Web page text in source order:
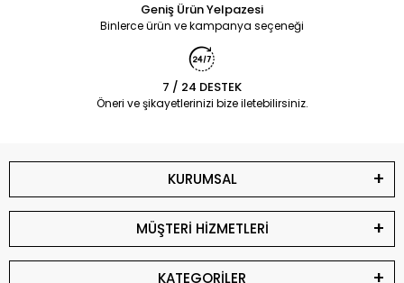
Geniş Ürün Yelpazesi
Binlerce ürün ve kampanya seçeneği
7 / 24 DESTEK
Öneri ve şikayetlerinizi bize iletebilirsiniz.
KURUMSAL
MÜŞTERİ HİZMETLERİ
KATEGORİLER